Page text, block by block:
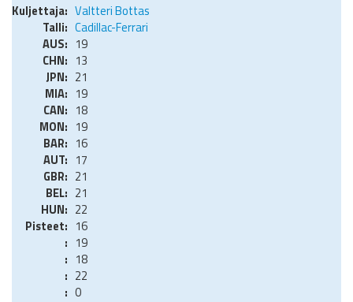
Valtteri Bottas
Cadillac-Ferrari
19
13
21
19
18
19
16
17
21
21
22
16
19
18
22
0